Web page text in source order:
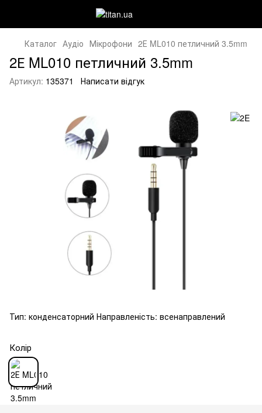
Каталог Аудіо Мікрофони 2Е ML010 петличний 3.5mm
2Е ML010 петличний 3.5mm
Артикул: 135371 Написати відгук
Тип: конденсаторний Направленість: всенаправлений
Колір